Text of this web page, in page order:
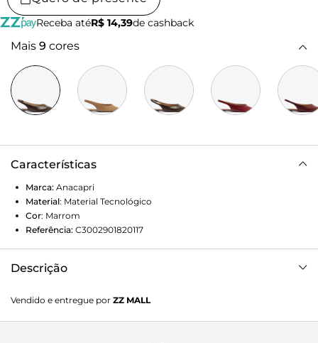
Receba atéR$ 14,39de cashback
Mais 9 cores
Características
Marca: Anacapri
Material: Material Tecnológico
Cor: Marrom
Referência: C3002901820117
Descrição
material similar ao couro possui solado rasteiro com leve
saltinho traseiro e bico fino. Estilo slingback - aberta atrás,
Vendido e entregue por ZZ MALL